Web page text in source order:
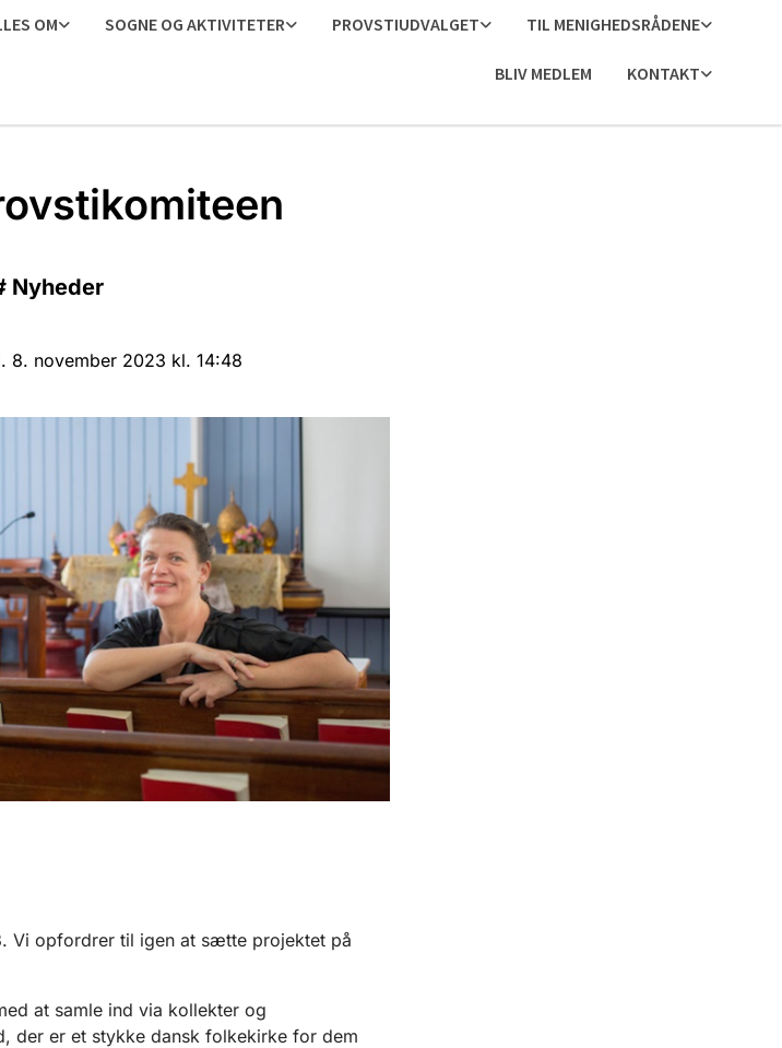
OM SOGNE OG AKTIVITETER PROVSTIUDVALGET TIL MENIGHEDSRÅDENE
BLIV MEDLEM KONTAKT
Nyheder
8. november 2023 kl. 14:48
Vi opfordrer til igen at sætte projektet på
at samle ind via kollekter og
der er et stykke dansk folkekirke for dem